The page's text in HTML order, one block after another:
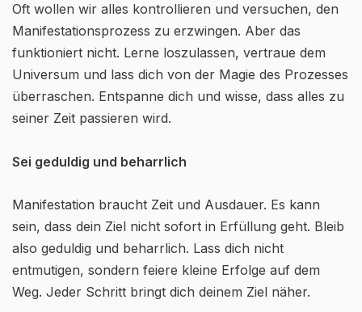
Oft wollen wir alles kontrollieren und versuchen, den
Manifestationsprozess zu erzwingen. Aber das
funktioniert nicht. Lerne loszulassen, vertraue dem
Universum und lass dich von der Magie des Prozesses
überraschen. Entspanne dich und wisse, dass alles zu
seiner Zeit passieren wird.
Sei geduldig und beharrlich
Manifestation braucht Zeit und Ausdauer. Es kann
sein, dass dein Ziel nicht sofort in Erfüllung geht. Bleib
also geduldig und beharrlich. Lass dich nicht
entmutigen, sondern feiere kleine Erfolge auf dem
Weg. Jeder Schritt bringt dich deinem Ziel näher.